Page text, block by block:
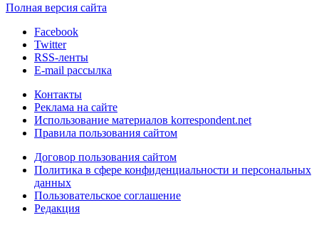
Полная версия сайта
Facebook
Twitter
RSS-ленты
E-mail рассылка
Контакты
Реклама на сайте
Использование материалов korrespondent.net
Правила пользования сайтом
Договор пользования сайтом
Политика в сфере конфиденциальности и персональных
данных
Пользовательское соглашение
Редакция